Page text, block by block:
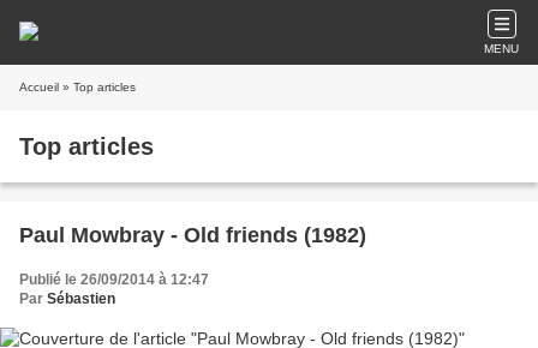
MENU
Accueil » Top articles
Top articles
Paul Mowbray - Old friends (1982)
Publié le 26/09/2014 à 12:47
Par Sébastien